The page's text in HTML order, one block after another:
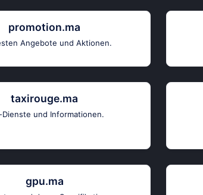
promotion.ma
Angebote und Aktionen.
taxirouge.ma
Dienste und Informationen.
gpu.ma